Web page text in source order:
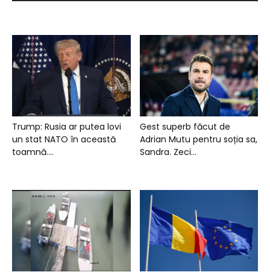
Trump: Rusia ar putea lovi
un stat NATO în această
toamnă....
Gest superb făcut de
Adrian Mutu pentru soția sa,
Sandra. Zeci...